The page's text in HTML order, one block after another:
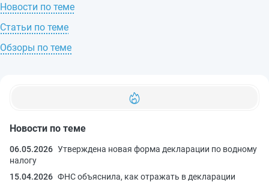
Новости по теме
06.05.2026 Утверждена новая форма декларации по водному
налогу
15.04.2026 ФНС объяснила, как отражать в декларации
Новости по теме
Статьи по теме
Обзоры по теме